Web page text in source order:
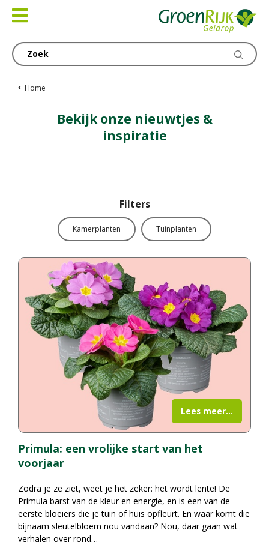
naar
Home
Bekijk onze nieuwtjes &
inspiratie
Filters
Kamerplanten Tuinplanten
Primula: een vrolijke start van het
voorjaar
Zodra je ze ziet, weet je het zeker: het wordt lente! De
Primula barst van de kleur en energie, en is een van de
eerste bloeiers die je tuin of huis opfleurt. En waar komt die
bijnaam sleutelbloem nou vandaan? Nou, daar gaan wat
verhalen over rond…
Lees meer...